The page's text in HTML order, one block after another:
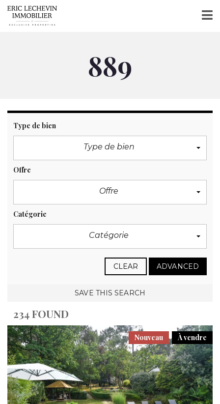
889
Type de bien
Type de bien
Offre
Offre
Catégorie
Catégorie
CLEAR ADVANCED
SAVE THIS SEARCH
234 FOUND
À vendre
Nouveau